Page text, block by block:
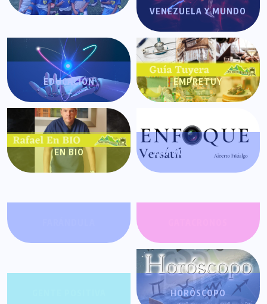
VENEZUELA Y MUNDO
EDUCACIÓN EMPRETUY
EN BIO ENFOQUE VERSÁTIL
HORÓSCOPO